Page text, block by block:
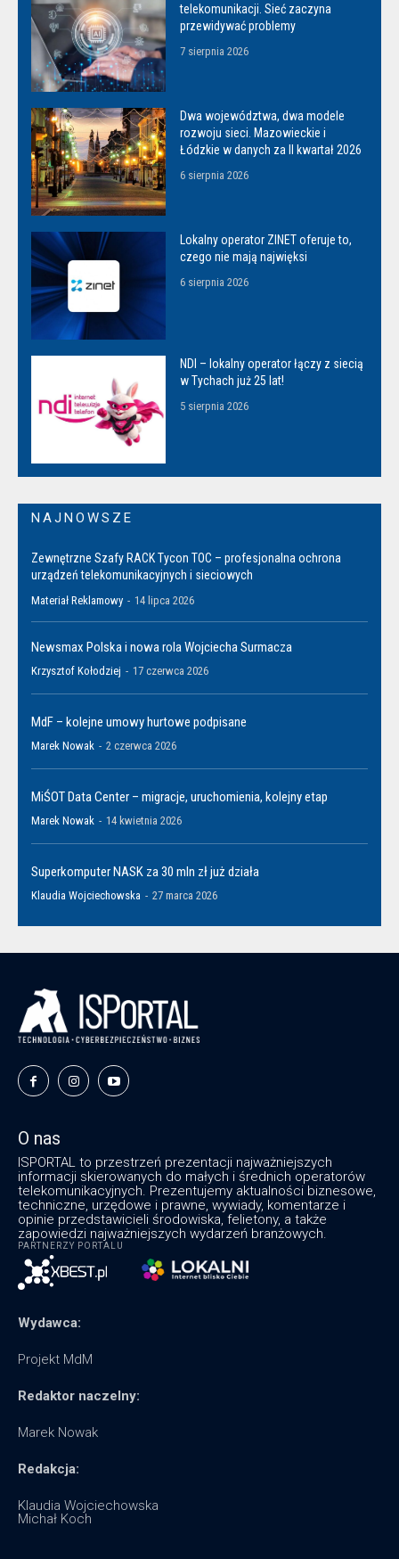
telekomunikacji. Sieć zaczyna
przewidywać problemy
7 sierpnia 2026
Dwa województwa, dwa modele
rozwoju sieci. Mazowieckie i
Łódzkie w danych za II kwartał 2026
6 sierpnia 2026
Lokalny operator ZINET oferuje to,
czego nie mają najwięksi
6 sierpnia 2026
NDI – lokalny operator łączy z siecią
w Tychach już 25 lat!
5 sierpnia 2026
NAJNOWSZE
Zewnętrzne Szafy RACK Tycon TOC – profesjonalna ochrona
urządzeń telekomunikacyjnych i sieciowych
Materiał Reklamowy - 14 lipca 2026
Newsmax Polska i nowa rola Wojciecha Surmacza
Krzysztof Kołodziej - 17 czerwca 2026
MdF – kolejne umowy hurtowe podpisane
Marek Nowak - 2 czerwca 2026
MiŚOT Data Center – migracje, uruchomienia, kolejny etap
Marek Nowak - 14 kwietnia 2026
Superkomputer NASK za 30 mln zł już działa
Klaudia Wojciechowska - 27 marca 2026
O nas
ISPORTAL to przestrzeń prezentacji najważniejszych
informacji skierowanych do małych i średnich operatorów
telekomunikacyjnych. Prezentujemy aktualności biznesowe,
techniczne, urzędowe i prawne, wywiady, komentarze i
opinie przedstawicieli środowiska, felietony, a także
zapowiedzi najważniejszych wydarzeń branżowych.
PARTNERZY PORTALU
Wydawca:
Projekt MdM
Redaktor naczelny:
Marek Nowak
Redakcja:
Klaudia Wojciechowska
Michał Koch